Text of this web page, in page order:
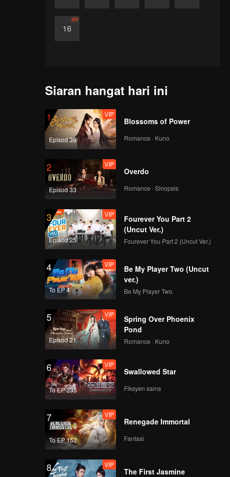
16
VIP
Siaran hangat hari ini
1
Episod 36
VIP
Blossoms of Power
Romance · Kuno
2
Episod 33
VIP
Overdo
Romance · Sinopsis
3
Episod 25
VIP
Fourever You Part 2
(Uncut Ver.)
Fourever You Part 2 (Uncut Ver.)
4
To EP 4
VIP
Be My Player Two (Uncut
ver.)
Be My Player Two
5
Episod 21
VIP
Spring Over Phoenix
Pond
Romance · Kuno
6
To EP 235
VIP
Swallowed Star
Fiksyen sains
7
To EP 152
VIP
Renegade Immortal
Fantasi
8 VIP
The First Jasmine